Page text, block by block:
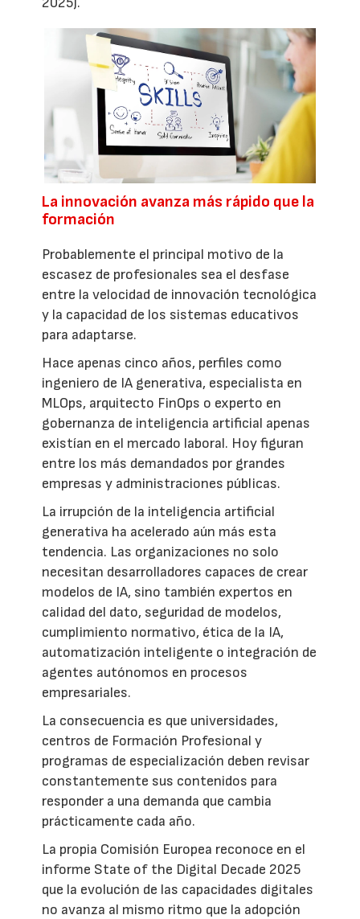
La innovación avanza más rápido que la
formación
Probablemente el principal motivo de la
escasez de profesionales sea el desfase
entre la velocidad de innovación tecnológica
y la capacidad de los sistemas educativos
para adaptarse.
Hace apenas cinco años, perfiles como
ingeniero de IA generativa, especialista en
MLOps, arquitecto FinOps o experto en
gobernanza de inteligencia artificial apenas
existían en el mercado laboral. Hoy figuran
entre los más demandados por grandes
empresas y administraciones públicas.
La irrupción de la inteligencia artificial
generativa ha acelerado aún más esta
tendencia. Las organizaciones no solo
necesitan desarrolladores capaces de crear
modelos de IA, sino también expertos en
calidad del dato, seguridad de modelos,
cumplimiento normativo, ética de la IA,
automatización inteligente o integración de
agentes autónomos en procesos
empresariales.
La consecuencia es que universidades,
centros de Formación Profesional y
programas de especialización deben revisar
constantemente sus contenidos para
responder a una demanda que cambia
prácticamente cada año.
La propia Comisión Europea reconoce en el
informe State of the Digital Decade 2025
que la evolución de las capacidades digitales
no avanza al mismo ritmo que la adopción